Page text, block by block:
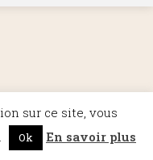
sur ce site, vous
Ok En savoir plus